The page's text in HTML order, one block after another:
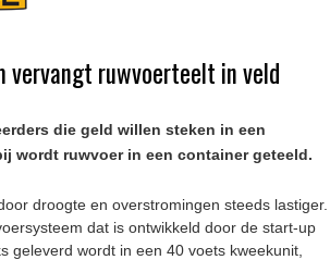
vervangt ruwvoerteelt in veld
die geld willen steken in een
wordt ruwvoer in een container geteeld.
droogte en overstromingen steeds lastiger.
dat is ontwikkeld door de start-up
geleverd wordt in een 40 voets kweekunit,